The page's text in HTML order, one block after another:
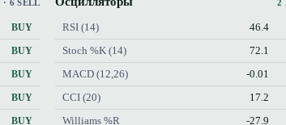
· 6 SELL
BUY
BUY
BUY
BUY
BUY
2
RSI (14) 46.4
Stoch %K (14) 72.1
MACD (12,26) -0.01
CCI (20) 17.2
Williams %R -27.9